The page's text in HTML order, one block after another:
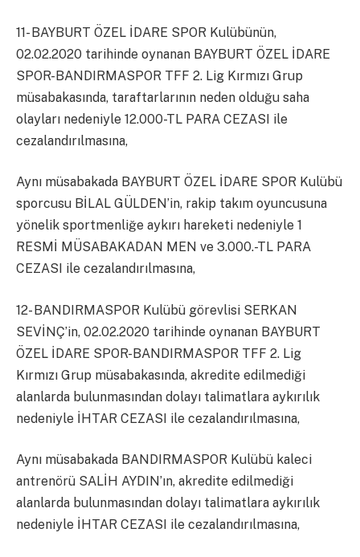
11- BAYBURT ÖZEL İDARE SPOR Kulübünün,
02.02.2020 tarihinde oynanan BAYBURT ÖZEL İDARE
SPOR-BANDIRMASPOR TFF 2. Lig Kırmızı Grup
müsabakasında, taraftarlarının neden olduğu saha
olayları nedeniyle 12.000-TL PARA CEZASI ile
cezalandırılmasına,
Aynı müsabakada BAYBURT ÖZEL İDARE SPOR Kulübü
sporcusu BİLAL GÜLDEN’in, rakip takım oyuncusuna
yönelik sportmenliğe aykırı hareketi nedeniyle 1
RESMİ MÜSABAKADAN MEN ve 3.000.-TL PARA
CEZASI ile cezalandırılmasına,
12- BANDIRMASPOR Kulübü görevlisi SERKAN
SEVİNÇ’in, 02.02.2020 tarihinde oynanan BAYBURT
ÖZEL İDARE SPOR-BANDIRMASPOR TFF 2. Lig
Kırmızı Grup müsabakasında, akredite edilmediği
alanlarda bulunmasından dolayı talimatlara aykırılık
nedeniyle İHTAR CEZASI ile cezalandırılmasına,
Aynı müsabakada BANDIRMASPOR Kulübü kaleci
antrenörü SALİH AYDIN’ın, akredite edilmediği
alanlarda bulunmasından dolayı talimatlara aykırılık
nedeniyle İHTAR CEZASI ile cezalandırılmasına,